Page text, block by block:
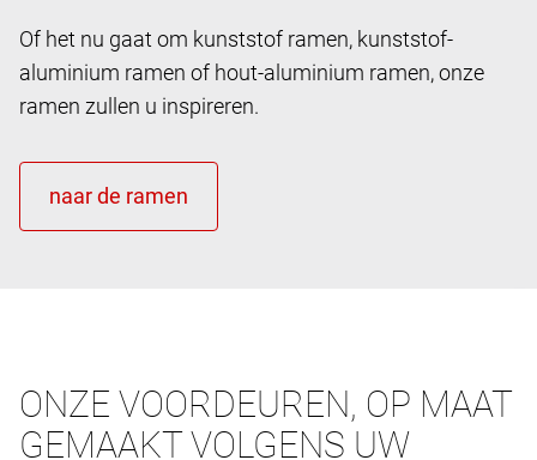
Of het nu gaat om kunststof ramen, kunststof-
aluminium ramen of hout-aluminium ramen, onze
ramen zullen u inspireren.
ONZE VOORDEUREN, OP MAAT
GEMAAKT VOLGENS UW